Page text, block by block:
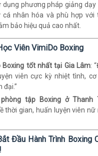
dụng phương pháp giảng dạy
cá nhân hóa và phù hợp với
bảo hiệu quả cao nhất.
Viên VimiDo Boxing
Boxing tốt nhất tại Gia Lâm:
viên cực kỳ nhiệt tình, cơ
đại.”
tập Boxing ở Thanh
thời gian, huấn luyện viên nữ
Đầu Hành Trình Boxing